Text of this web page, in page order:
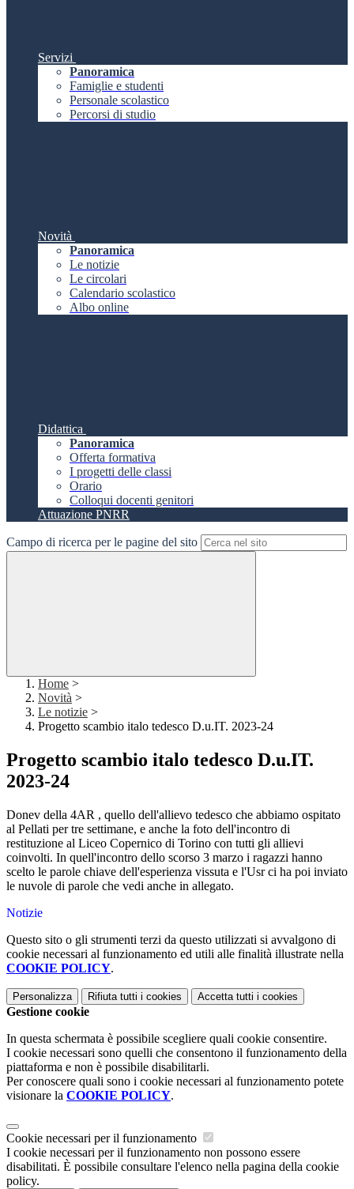
Servizi
Panoramica
Famiglie e studenti
Personale scolastico
Percorsi di studio
Novità
Panoramica
Le notizie
Le circolari
Calendario scolastico
Albo online
Didattica
Panoramica
Offerta formativa
I progetti delle classi
Orario
Colloqui docenti genitori
Attuazione PNRR
Campo di ricerca per le pagine del sito
Home >
Novità >
Le notizie >
Progetto scambio italo tedesco D.u.IT. 2023-24
Progetto scambio italo tedesco D.u.IT.
2023-24
Donev della 4AR , quello dell'allievo tedesco che abbiamo ospitato
al Pellati per tre settimane, e anche la foto dell'incontro di
restituzione al Liceo Copernico di Torino con tutti gli allievi
coinvolti. In quell'incontro dello scorso 3 marzo i ragazzi hanno
scelto le parole chiave dell'esperienza vissuta e l'Usr ci ha poi inviato
le nuvole di parole che vedi anche in allegato.
Notizie
Questo sito o gli strumenti terzi da questo utilizzati si avvalgono di
cookie necessari al funzionamento ed utili alle finalità illustrate nella
COOKIE POLICY.
Personalizza Rifiuta tutti i cookies Accetta tutti i cookies
Gestione cookie
In questa schermata è possibile scegliere quali cookie consentire.
I cookie necessari sono quelli che consentono il funzionamento della
piattaforma e non è possibile disabilitarli.
Per conoscere quali sono i cookie necessari al funzionamento potete
visionare la COOKIE POLICY.
Cookie necessari per il funzionamento
I cookie necessari per il funzionamento non possono essere
disabilitati. È possibile consultare l'elenco nella pagina della cookie
policy.